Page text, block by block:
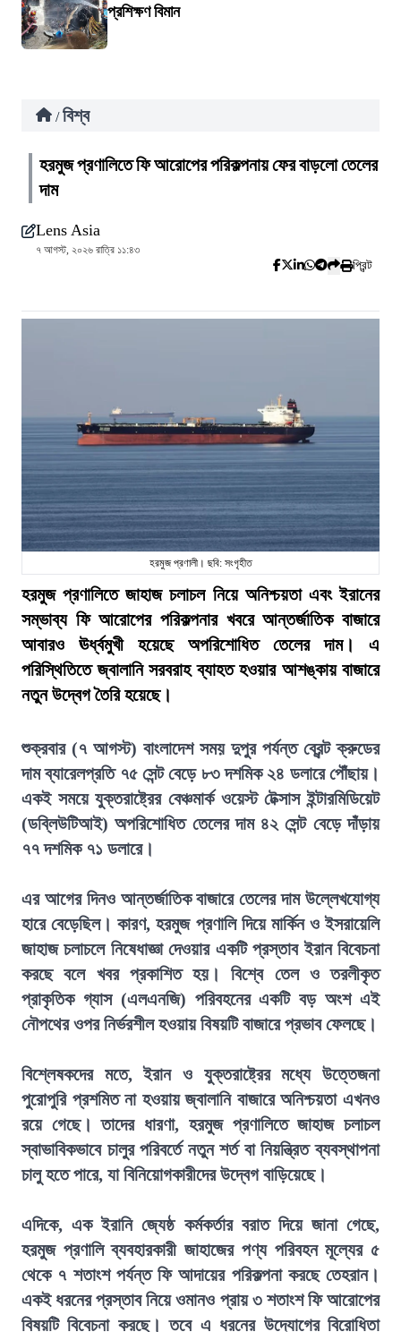
প্রশিক্ষণ বিমান
/ বিশ্ব
হরমুজ প্রণালিতে ফি আরোপের পরিকল্পনায় ফের বাড়লো তেলের
দাম
Lens Asia
৭ আগস্ট, ২০২৬ রাত্রি ১১:৪৩
প্রিন্ট
হরমুজ প্রণালী। ছবি: সংগৃহীত
হরমুজ প্রণালিতে জাহাজ চলাচল নিয়ে অনিশ্চয়তা এবং ইরানের
সম্ভাব্য ফি আরোপের পরিকল্পনার খবরে আন্তর্জাতিক বাজারে
আবারও ঊর্ধ্বমুখী হয়েছে অপরিশোধিত তেলের দাম। এ
পরিস্থিতিতে জ্বালানি সরবরাহ ব্যাহত হওয়ার আশঙ্কায় বাজারে
নতুন উদ্বেগ তৈরি হয়েছে।
শুক্রবার (৭ আগস্ট) বাংলাদেশ সময় দুপুর পর্যন্ত ব্রেন্ট ক্রুডের
দাম ব্যারেলপ্রতি ৭৫ সেন্ট বেড়ে ৮৩ দশমিক ২৪ ডলারে পৌঁছায়।
একই সময়ে যুক্তরাষ্ট্রের বেঞ্চমার্ক ওয়েস্ট টেক্সাস ইন্টারমিডিয়েট
(ডব্লিউটিআই) অপরিশোধিত তেলের দাম ৪২ সেন্ট বেড়ে দাঁড়ায়
৭৭ দশমিক ৭১ ডলারে।
এর আগের দিনও আন্তর্জাতিক বাজারে তেলের দাম উল্লেখযোগ্য
হারে বেড়েছিল। কারণ, হরমুজ প্রণালি দিয়ে মার্কিন ও ইসরায়েলি
জাহাজ চলাচলে নিষেধাজ্ঞা দেওয়ার একটি প্রস্তাব ইরান বিবেচনা
করছে বলে খবর প্রকাশিত হয়। বিশ্বে তেল ও তরলীকৃত
প্রাকৃতিক গ্যাস (এলএনজি) পরিবহনের একটি বড় অংশ এই
নৌপথের ওপর নির্ভরশীল হওয়ায় বিষয়টি বাজারে প্রভাব ফেলছে।
বিশ্লেষকদের মতে, ইরান ও যুক্তরাষ্ট্রের মধ্যে উত্তেজনা
পুরোপুরি প্রশমিত না হওয়ায় জ্বালানি বাজারে অনিশ্চয়তা এখনও
রয়ে গেছে। তাদের ধারণা, হরমুজ প্রণালিতে জাহাজ চলাচল
স্বাভাবিকভাবে চালুর পরিবর্তে নতুন শর্ত বা নিয়ন্ত্রিত ব্যবস্থাপনা
চালু হতে পারে, যা বিনিয়োগকারীদের উদ্বেগ বাড়িয়েছে।
এদিকে, এক ইরানি জ্যেষ্ঠ কর্মকর্তার বরাত দিয়ে জানা গেছে,
হরমুজ প্রণালি ব্যবহারকারী জাহাজের পণ্য পরিবহন মূল্যের ৫
থেকে ৭ শতাংশ পর্যন্ত ফি আদায়ের পরিকল্পনা করছে তেহরান।
একই ধরনের প্রস্তাব নিয়ে ওমানও প্রায় ৩ শতাংশ ফি আরোপের
বিষয়টি বিবেচনা করছে। তবে এ ধরনের উদ্যোগের বিরোধিতা